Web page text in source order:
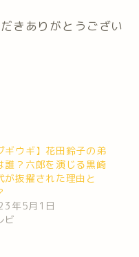
きありがとうござい
ギウギ】花田鈴子の弟
誰？六郎を演じる黒崎
が抜擢された理由と
年5月1日
ビ